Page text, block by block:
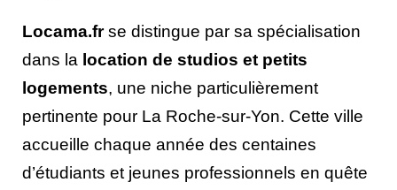
Locama.frse distingue par sa spécialisation
dans la location de studios et petits
logements, une niche particulièrement
pertinente pour La Roche-sur-Yon. Cette ville
accueille chaque année des centaines
d’étudiants et jeunes professionnels en quête